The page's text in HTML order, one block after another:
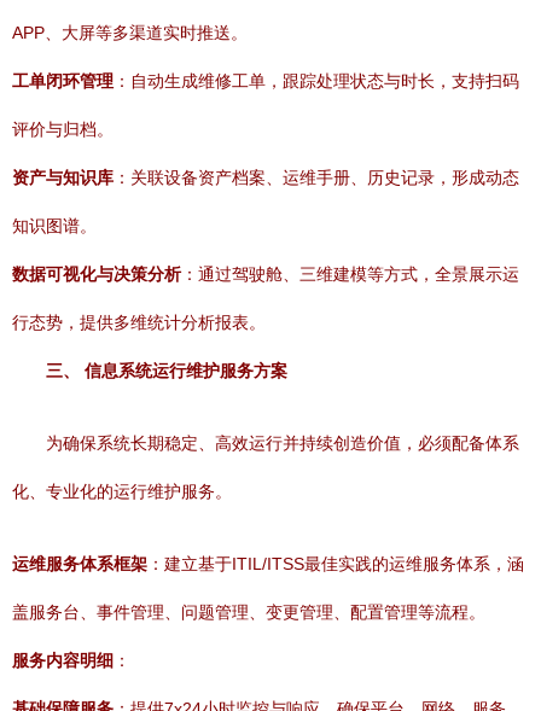
APP、大屏等多渠道实时推送。
工单闭环管理 ：自动生成维修工单，跟踪处理状态与时长，支持扫码
评价与归档。
资产与知识库 ：关联设备资产档案、运维手册、历史记录，形成动态
知识图谱。
数据可视化与决策分析：通过驾驶舱、三维建模等方式，全景展示运
行态势，提供多维统计分析报表。
三、 信息系统运行维护服务方案
为确保系统长期稳定、高效运行并持续创造价值，必须配备体系
化、专业化的运行维护服务。
运维服务体系框架 ：建立基于ITIL/ITSS最佳实践的运维服务体系，涵
盖服务台、事件管理、问题管理、变更管理、配置管理等流程。
服务内容明细 ：